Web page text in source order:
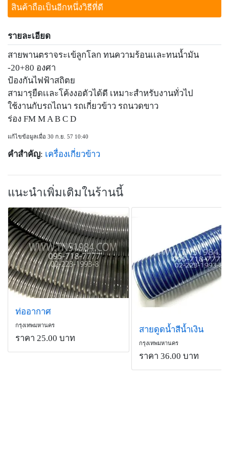
สินค้าถือเป็นอีกหนึ่งวิธีที่ดี
รายละเอียด
สายพานตราจระเข้ลูกโลก ทนความร้อนเเละทนน้ำมัน
-20+80 องศา
ป้องกันไฟฟ้าสถิตย
สามารุยืดเเละโค้งงอตัวได้ดี เหมาะสำหรับงานทั่วไป
ใช้งานกับรถไถนา รถเกี่ยวข้าว รถนวดขาว
ร่อง FM M A B C D
แก้ไขข้อมูลเมื่อ 30 ก.ย. 57 10:40
คำสำคัญ: เครื่องเกี่ยวข้าว
แนะนำเพิ่มเติมในร้านนี้
ท่ออากาศ
กรุงเทพมหานคร
ราคา 25.00 บาท
สายดูดน้ำสีน้ำเงิน
กรุงเทพมหานคร
ราคา 36.00 บาท